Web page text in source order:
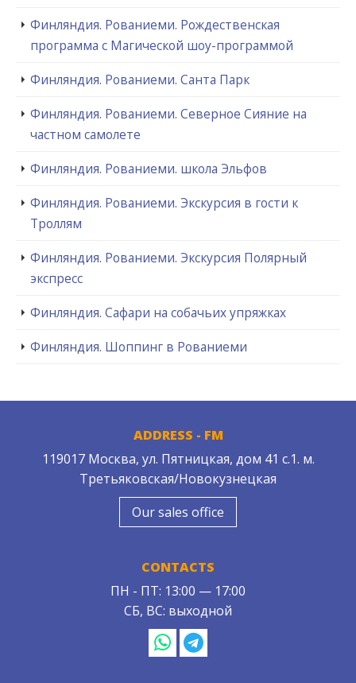
Финляндия. Рованиеми. Рождественская
программа с Магической шоу-программой
Финляндия. Рованиеми. Санта Парк
Финляндия. Рованиеми. Северное Сияние на
частном самолете
Финляндия. Рованиеми. школа Эльфов
Финляндия. Рованиеми. Экскурсия в гости к
Троллям
Финляндия. Рованиеми. Экскурсия Полярный
экспресс
Финляндия. Сафари на собачьих упряжках
Финляндия. Шоппинг в Рованиеми
ADDRESS - FM
119017 Москва, ул. Пятницкая, дом 41 с.1. м.
Третьяковская/Новокузнецкая
Our sales office
CONTACTS
ПН - ПТ: 13:00 — 17:00
СБ, ВС: выходной